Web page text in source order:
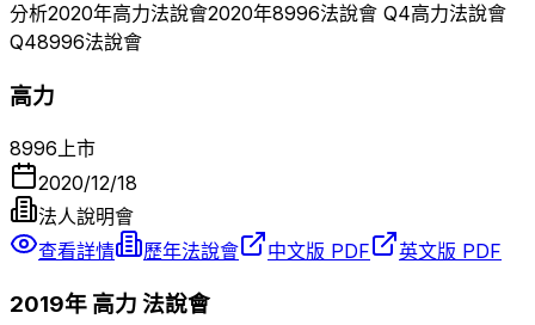
分析2020年高力法說會2020年8996法說會 Q4高力法說會
Q48996法說會
高力
8996 上市
2020/12/18
法人說明會
查看詳情
歷年法說會 中文版 PDF 英文版 PDF
2019年 高力 法說會